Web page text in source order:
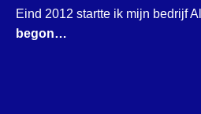
Eind 2012 startte ik mijn bedrijf
begon…